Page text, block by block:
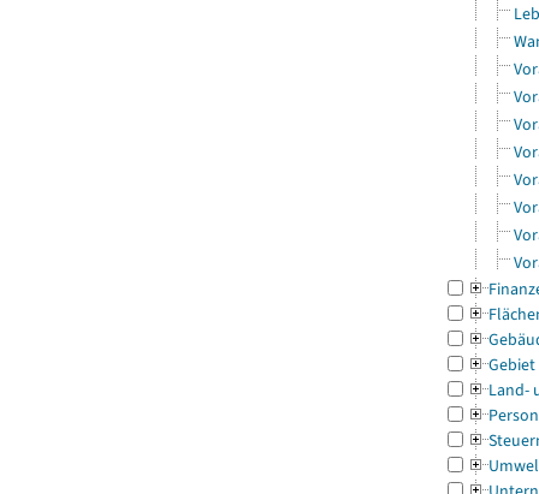
Gebiet
Land-